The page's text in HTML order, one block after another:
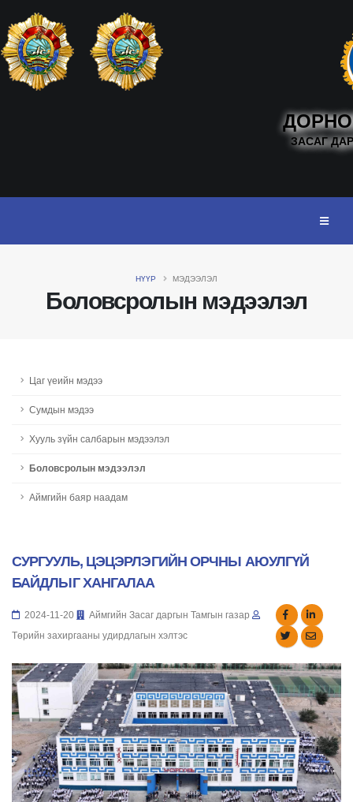
ЗАСАГ
Боловсролын мэдээлэл
НҮҮР МЭДЭЭЛЭЛ
Цаг үеийн мэдээ
Сумдын мэдээ
Хууль зүйн салбарын мэдээлэл
Боловсролын мэдээлэл
Аймгийн баяр наадам
СУРГУУЛЬ, ЦЭЦЭРЛЭГИЙН ОРЧНЫ АЮУЛГҮЙ
БАЙДЛЫГ ХАНГАЛАА
2024-11-20
Аймгийн Засаг даргын Тамгын газар
Төрийн захиргааны удирдлагын хэлтэс